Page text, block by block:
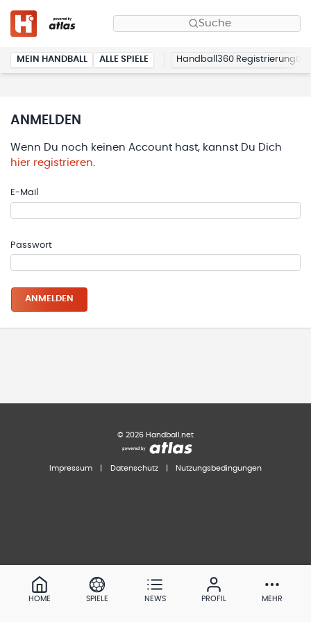
Suche
MEIN HANDBALL ALLE SPIELE Handball360 Registrierung
ANMELDEN
Wenn Du noch keinen Account hast, kannst Du Dich
hier registrieren.
E-Mail
Passwort
ANMELDEN
© 2026 Handball.net
Impressum Datenschutz Nutzungsbedingungen
HOME SPIELE NEWS PROFIL MEHR